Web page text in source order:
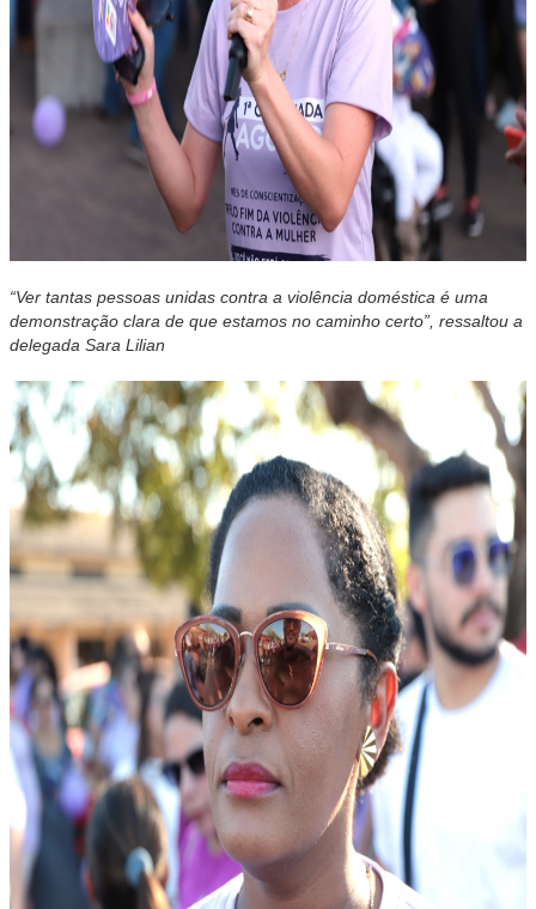
“Ver tantas pessoas unidas contra a violência doméstica é uma
demonstração clara de que estamos no caminho certo”, ressaltou a
delegada Sara Lilian